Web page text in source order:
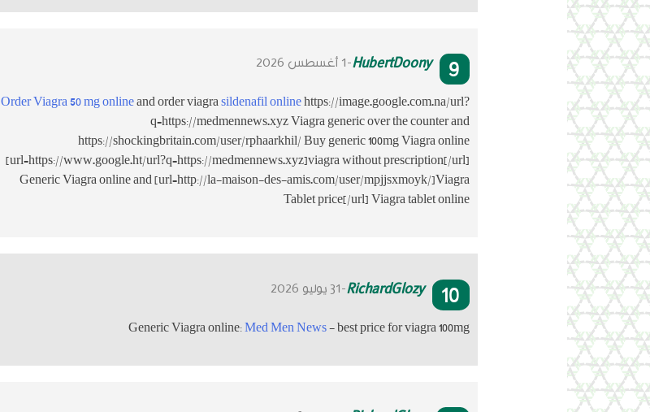
9
HubertDoony-1 أغسطس 2026
Order Viagra 50 mg onlineand order viagrasildenafil onlinehttps://image.google.com.na/url?
q=https://medmennews.xyz Viagra generic over the counter and
https://shockingbritain.com/user/rphaarkhil/ Buy generic 100mg Viagra online
[url=https://www.google.ht/url?q=https://medmennews.xyz]viagra without prescription[/url]
Generic Viagra online and [url=http://la-maison-des-amis.com/user/mpjjsxmoyk/]Viagra
Tablet price[/url] Viagra tablet online
10
RichardGlozy-31 يوليو 2026
Generic Viagra online:Med Men News- best price for viagra 100mg